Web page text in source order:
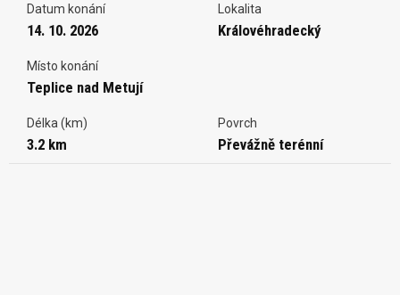
Datum konání
14. 10. 2026
Lokalita
Královéhradecký
Místo konání
Teplice nad Metují
Délka (km)
3.2 km
Povrch
Převážně terénní